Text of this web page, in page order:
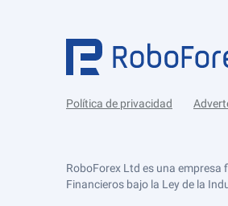
Política de privacidad
RoboForex Ltd es una empresa
Financieros bajo la Ley de la